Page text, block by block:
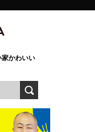
家かわいい